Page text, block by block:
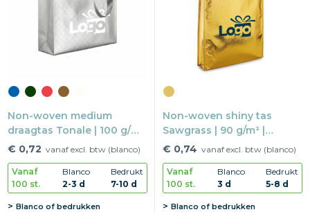
Non-woven medium
draagtas Tonale | 100 g/m²
| 40×35×12 cm | Met bodem
€ 0,72 vanaf excl. btw (blanco)
Vanaf
100 st.
Blanco
2-3 d
Bedrukt
7-10 d
Blanco of bedrukken
Non-woven shiny tas
Sawgrass | 90 g/m² |
34×35×8 cm | Glanzende
€ 0,74 vanaf excl. btw (blanco)
Vanaf
100 st.
Blanco
3 d
Bedrukt
5-8 d
Blanco of bedrukken